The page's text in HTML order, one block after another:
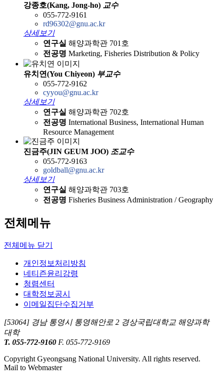
강종호(Kang, Jong-ho) 교수
055-772-9161
rd96302@gnu.ac.kr
상세보기
연구실 해양과학관 701호
전공명 Marketing, Fisheries Distribution & Policy
유치연(You Chiyeon) 부교수
055-772-9162
cyyou@gnu.ac.kr
상세보기
연구실 해양과학관 702호
전공명 International Business, International Human
Resource Management
진금주(JIN GEUM JOO) 조교수
055-772-9163
goldball@gnu.ac.kr
상세보기
연구실 해양과학관 703호
전공명 Fisheries Business Administration / Geography
전체메뉴
전체메뉴 닫기
개인정보처리방침
네티즌윤리강령
청렴센터
대학정보공시
이메일집단수집거부
[53064] 경남 통영시 통영해안로 2 경상국립대학교 해양과학
대학
T. 055-772-9160 F. 055-772-9169
Copyright Gyeongsang National University. All rights reserved.
Mail to Webmaster